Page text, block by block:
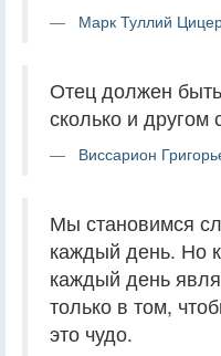
Марк Туллий
Отец должен
сколько и другом
Виссарион
Мы становимся
каждый день. Но
каждый день
только в том,
это чудо.